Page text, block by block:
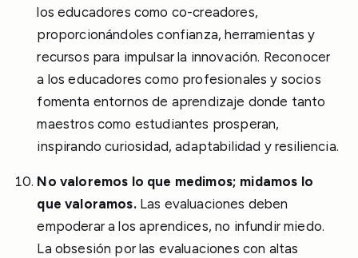
los educadores como co-creadores,
proporcionándoles confianza, herramientas y
recursos para impulsar la innovación. Reconocer
a los educadores como profesionales y socios
fomenta entornos de aprendizaje donde tanto
maestros como estudiantes prosperan,
inspirando curiosidad, adaptabilidad y resiliencia.
No valoremos lo que medimos; midamos lo
que valoramos.Las evaluaciones deben
empoderar a los aprendices, no infundir miedo.
La obsesión por las evaluaciones con altas